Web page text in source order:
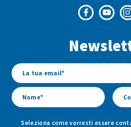
di
di
Seleziona come vorresti essere